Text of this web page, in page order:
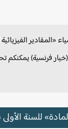
(خيار فرنسية)
للسنة الأولى